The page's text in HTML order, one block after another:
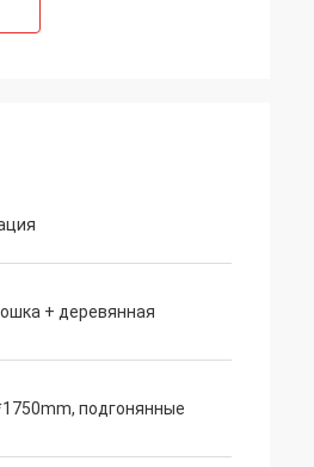
+ деревянная
подгонянные